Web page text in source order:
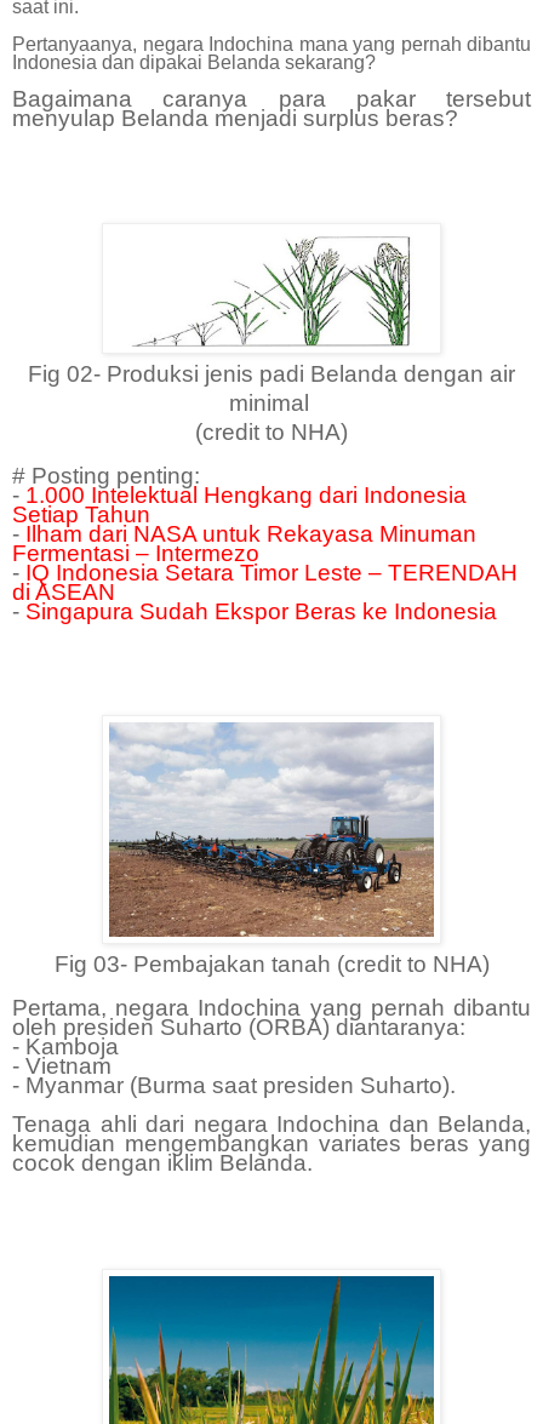
saat ini.
Pertanyaanya, negara Indochina mana yang pernah dibantu
Indonesia dan dipakai Belanda sekarang?
Bagaimana caranya para pakar tersebut
menyulap Belanda menjadi surplus beras?
Fig 02- Produksi jenis padi Belanda dengan air
minimal
(credit to NHA)
# Posting penting:
- 1.000 Intelektual Hengkang dari Indonesia
Setiap Tahun
- Ilham dari NASA untuk Rekayasa Minuman
Fermentasi – Intermezo
- IQ Indonesia Setara Timor Leste – TERENDAH
di ASEAN
- Singapura Sudah Ekspor Beras ke Indonesia
Fig 03- Pembajakan tanah (credit to NHA)
Pertama, negara Indochina yang pernah dibantu
oleh presiden Suharto (ORBA) diantaranya:
- Kamboja
- Vietnam
- Myanmar (Burma saat presiden Suharto).
Tenaga ahli dari negara Indochina dan Belanda,
kemudian mengembangkan variates beras yang
cocok dengan iklim Belanda.